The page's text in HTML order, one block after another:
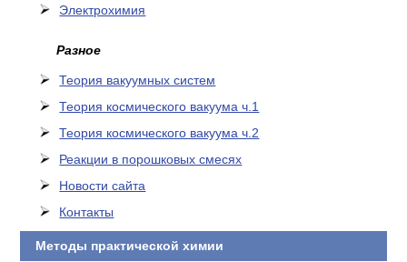
Электрохимия
Разное
Теория вакуумных систем
Теория космического вакуума ч.1
Теория космического вакуума ч.2
Реакции в порошковых смесях
Новости сайта
Контакты
Методы практической химии